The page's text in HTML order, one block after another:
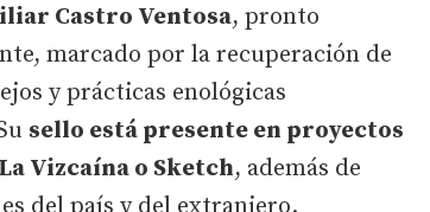
Castro Ventosa, pronto
marcado por la recuperación de
y prácticas enológicas
sello está presente en proyectos
Vizcaína o Sketch, además de